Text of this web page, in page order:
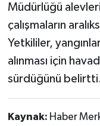
Müdürlüğü
çalışmaların
Yetkililer,
alınması için
sürdüğünü
Kaynak: Haber